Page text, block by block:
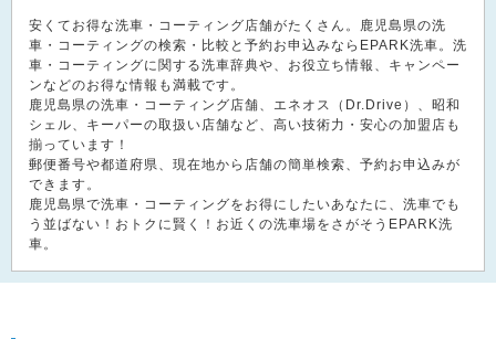
安くてお得な洗車・コーティング店舗がたくさん。鹿児島県の洗
車・コーティングの検索・比較と予約お申込みならEPARK洗車。洗
車・コーティングに関する洗車辞典や、お役立ち情報、キャンペー
ンなどのお得な情報も満載です。
鹿児島県の洗車・コーティング店舗、エネオス（Dr.Drive）、昭和
シェル、キーパーの取扱い店舗など、高い技術力・安心の加盟店も
揃っています！
郵便番号や都道府県、現在地から店舗の簡単検索、予約お申込みが
できます。
鹿児島県で洗車・コーティングをお得にしたいあなたに、洗車でも
う並ばない！おトクに賢く！お近くの洗車場をさがそうEPARK洗
車。